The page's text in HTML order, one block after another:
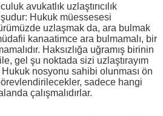
avukatlık uzlaştırıcılık
Hukuk müessesesi
uzlaşmak da, ara bulmak
kanaatimce ara bulmamalı, bir
Haksızlığa uğramış birinin
gel şu noktada sizi uzlaştırayım
Hukuk nosyonu sahibi olunması ön
sadece hangi
çalışmalıdırlar.